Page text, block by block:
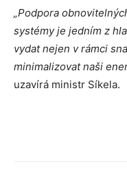
„Podpora
systémy je jedním z
vydat nejen v rámci
minimalizovat naši
uzavírá ministr Síkela.